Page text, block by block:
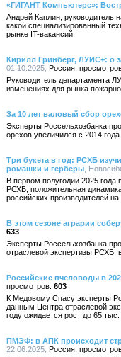
«ГИГАНТ Компьютерс»:
Андрей Каплин, руководитель
какой специализированный
рынке IT-вакансий.
Кирилл Гринберг, ЛУИС+: о
01.10.2025, Россия
Руководитель департамента
изменениях для рынка
За 10 лет валовый сбор
Эксперты Россельхозбанка
орехов увеличился с 2014
Три букета в год: РСХБ
ромашки и герберы ,
В первом полугодии 2025 года
РСХБ, положительная
российских производителей
В этом сезоне аграрии
633
Эксперты Россельхозбанка
отраслевой экспертизы РСХБ,
Российские пчеловоды в
603
К Медовому Спасу эксперты
данным Центра отраслевой
году ожидается рост до 65 тыс.
ПМЭФ: в АПК происходит
22.06.2025, Россия